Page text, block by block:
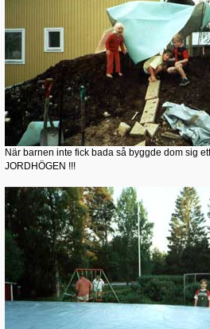
När barnen inte fick bada så byggde dom sig
JORDHÖGEN !!!